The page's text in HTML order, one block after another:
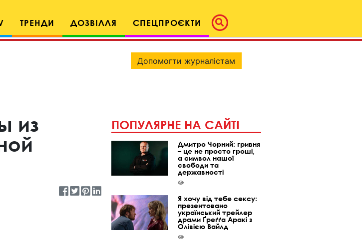
ТРЕНДИ ДОЗВІЛЛЯ СПЕЦПРОЄКТИ
из
Допомогти журналістам
ПОПУЛЯРНЕ НА САЙТІ
Дмитро Чорний: гривня
– це не просто гроші,
а символ нашої
свободи та
державності
Я хочу від тебе сексу:
презентовано
український трейлер
драми Ґреґґа Аракі з
Олівією Вайлд